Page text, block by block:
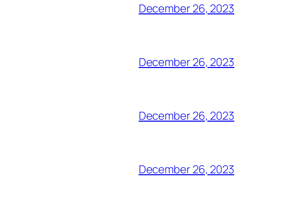
December 26, 2023
December 26, 2023
December 26, 2023
December 26, 2023